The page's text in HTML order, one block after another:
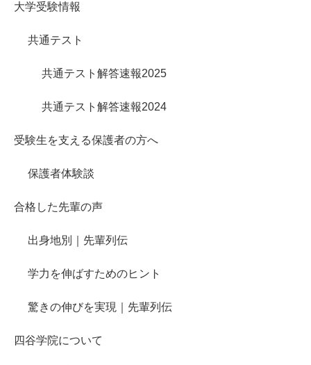
大学受験情報
共通テスト
共通テスト解答速報2025
共通テスト解答速報2024
受験生を支える保護者の方へ
保護者体験談
合格した先輩の声
出身地別｜先輩列伝
学力を伸ばすためのヒント
驚きの伸びを実現｜先輩列伝
四谷学院について